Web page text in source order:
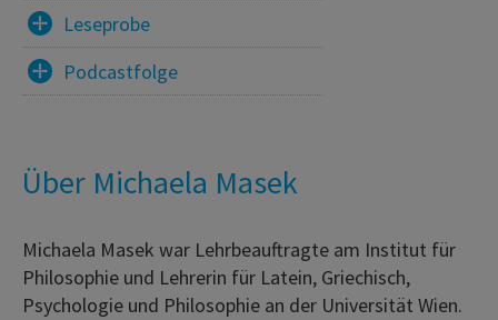
Leseprobe
Podcastfolge
Über Michaela Masek
Michaela Masek war Lehrbeauftragte am Institut für
Philosophie und Lehrerin für Latein, Griechisch,
Psychologie und Philosophie an der Universität Wien.